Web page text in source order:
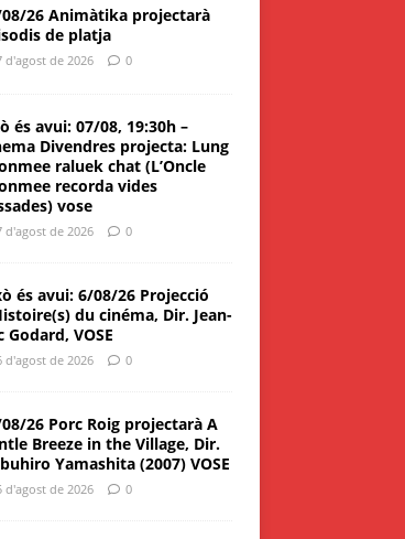
26 Animàtika projectarà
de platja
d'agost de 2026 0
és avui: 07/08, 19:30h –
Divendres projecta: Lung
raluek chat (L’Oncle
recorda vides
vose
d'agost de 2026 0
és avui: 6/08/26 Projecció
du cinéma, Dir. Jean-
Godard, VOSE
d'agost de 2026 0
26 Porc Roig projectarà A
Breeze in the Village, Dir.
Yamashita (2007) VOSE
d'agost de 2026 0